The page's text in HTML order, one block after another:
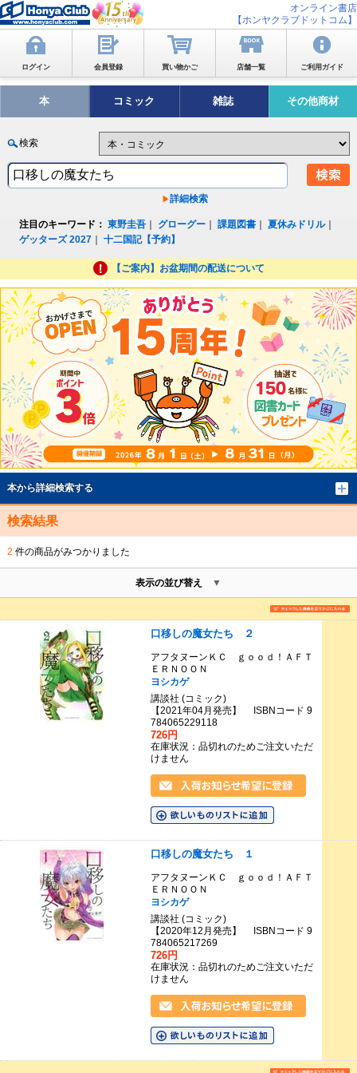
オンライン書店
【ホンヤクラブドットコム】
ログイン 会員登録 買い物かご 店舗一覧 ご利用ガイド
本 コミック 雑誌 その他商材
検索
詳細検索
注目のキーワード： 東野圭吾 グローグー ｜課題図書 ｜夏休みドリル｜
ゲッターズ 2027 ｜十二国記【予約】
【ご案内】お盆期間の配送について
本から詳細検索する
検索結果
2 件の商品がみつかりました
表示の並び替え
口移しの魔女たち ２
アフタヌーンＫＣ ｇｏｏｄ！ＡＦＴ
ＥＲＮＯＯＮ
ヨシカゲ
講談社 (コミック)
【2021年04月発売】 ISBNコード 9
784065229118
726円
在庫状況：品切れのためご注文いただ
けません
口移しの魔女たち １
アフタヌーンＫＣ ｇｏｏｄ！ＡＦＴ
ＥＲＮＯＯＮ
ヨシカゲ
講談社 (コミック)
【2020年12月発売】 ISBNコード 9
784065217269
726円
在庫状況：品切れのためご注文いただ
けません